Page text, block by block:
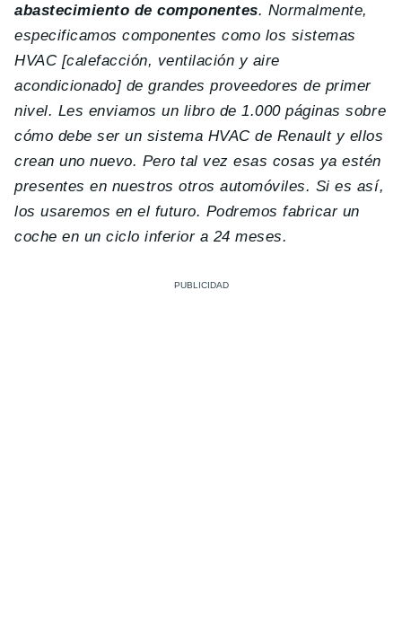
abastecimiento de componentes. Normalmente,
especificamos componentes como los sistemas
HVAC [calefacción, ventilación y aire
acondicionado] de grandes proveedores de primer
nivel. Les enviamos un libro de 1.000 páginas sobre
cómo debe ser un sistema HVAC de Renault y ellos
crean uno nuevo. Pero tal vez esas cosas ya estén
presentes en nuestros otros automóviles. Si es así,
los usaremos en el futuro. Podremos fabricar un
coche en un ciclo inferior a 24 meses.